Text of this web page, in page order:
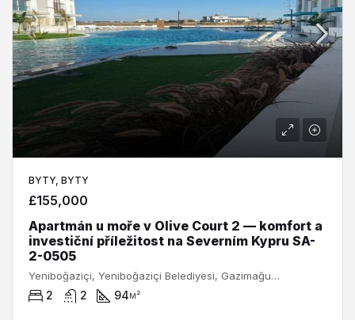
BYTY, BYTY
£155,000
Apartmán u moře v Olive Court 2 — komfort a
investiční příležitost na Severním Kypru SA-
2-0505
Yeniboğaziçi, Yeniboğaziçi Belediyesi, Gazimağusa ilçesi, Kuzey Kıbrıs, 99680, Κύπρος - Kıbrıs
2 2 94м²